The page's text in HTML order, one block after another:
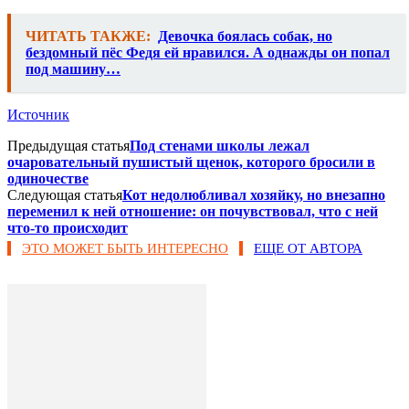
ЧИТАТЬ ТАКЖЕ: Девочка боялась собак, но
бездомный пёс Федя ей нравился. А однажды он попал
под машину…
Источник
Предыдущая статьяПод стенами школы лежал
очаровательный пушистый щенок, которого бросили в
одиночестве
Следующая статьяКот недолюбливал хозяйку, но внезапно
переменил к ней отношение: он почувствовал, что с ней
что-то происходит
ЭТО МОЖЕТ БЫТЬ ИНТЕРЕСНО ЕЩЕ ОТ АВТОРА